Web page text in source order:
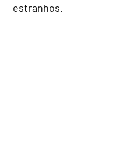
estranhos.